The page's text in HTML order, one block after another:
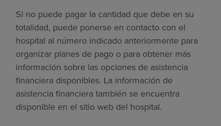
Si no puede pagar la cantidad que debe en su
totalidad, puede ponerse en contacto con el
hospital al número indicado anteriormente para
organizar planes de pago o para obtener más
información sobre las opciones de asistencia
financiera disponibles. La información de
asistencia financiera también se encuentra
disponible en el sitio web del hospital.